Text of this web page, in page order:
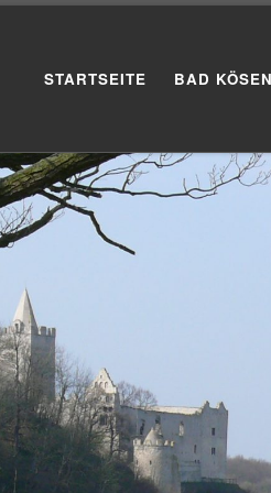
STARTSEITE BAD KÖSEN